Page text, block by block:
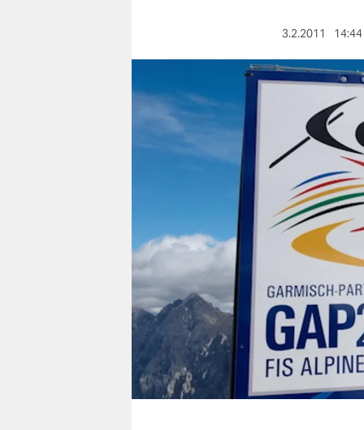
nord
wahrheit
veranstaltungen
shop
fragen & hilfe
unterstützen
abo
genossenschaft
3.2.2011